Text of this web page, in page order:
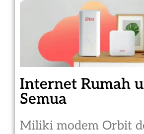
Internet Rumah
Semua
Miliki modem Orbit